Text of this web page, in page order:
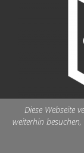
Diese Webseite
weiterhin